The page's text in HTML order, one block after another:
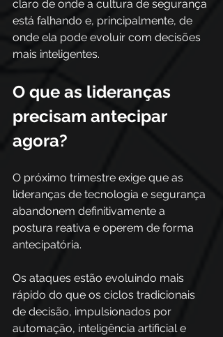
claro de onde a cultura de segurança
está falhando e, principalmente, de
onde ela pode evoluir com decisões
mais inteligentes.
O que as lideranças
precisam antecipar
agora?
O próximo trimestre exige que as
lideranças de tecnologia e segurança
abandonem definitivamente a
postura reativa e operem de forma
antecipatória.
Os ataques estão evoluindo mais
rápido do que os ciclos tradicionais
de decisão, impulsionados por
automação, inteligência artificial e